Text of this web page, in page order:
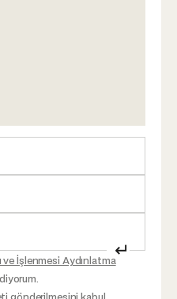
ve İşlenmesi Aydınlatma
gönderilmesini kabul
↵